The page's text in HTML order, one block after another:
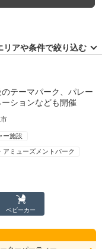
リアや条件で絞り込む
テーマパーク、パレー
ーションなども開催
ー施設
アミューズメントパーク
ベビーカー